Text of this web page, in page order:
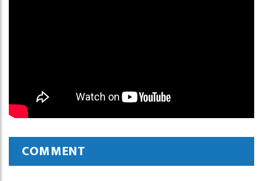
COMMENT